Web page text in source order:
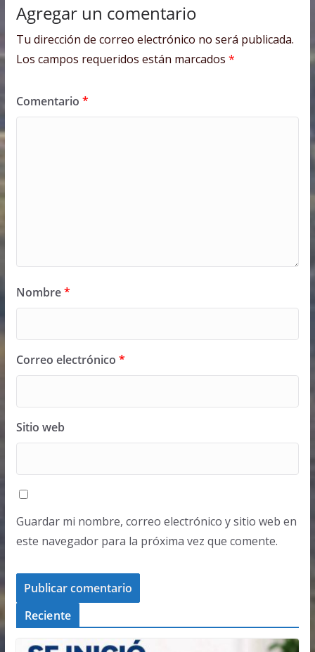
Agregar un comentario
Tu dirección de correo electrónico no será publicada.
Los campos requeridos están marcados *
Comentario *
Nombre*
Correo electrónico *
Sitio web
Guardar mi nombre, correo electrónico y sitio web en
este navegador para la próxima vez que comente.
Reciente